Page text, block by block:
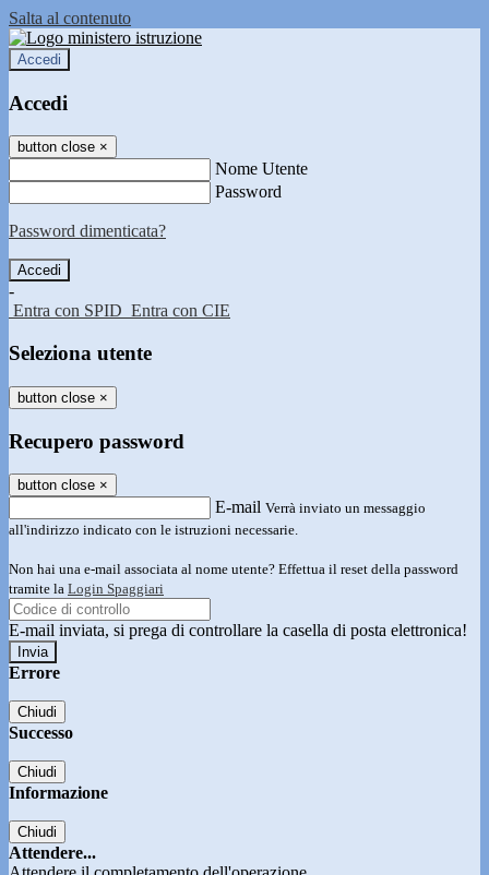
Salta al contenuto
Accedi
Accedi
button close ×
Nome Utente
Password
Password dimenticata?
-
Entra con SPID Entra con CIE
Seleziona utente
button close ×
Recupero password
button close ×
E-mail Verrà inviato un messaggio
all'indirizzo indicato con le istruzioni necessarie.
Non hai una e-mail associata al nome utente? Effettua il reset della password
tramite la Login Spaggiari
E-mail inviata, si prega di controllare la casella di posta elettronica!
Errore
Chiudi
Successo
Chiudi
Informazione
Chiudi
Attendere...